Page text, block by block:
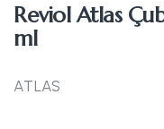
Reviol Atlas
ml
ATLAS